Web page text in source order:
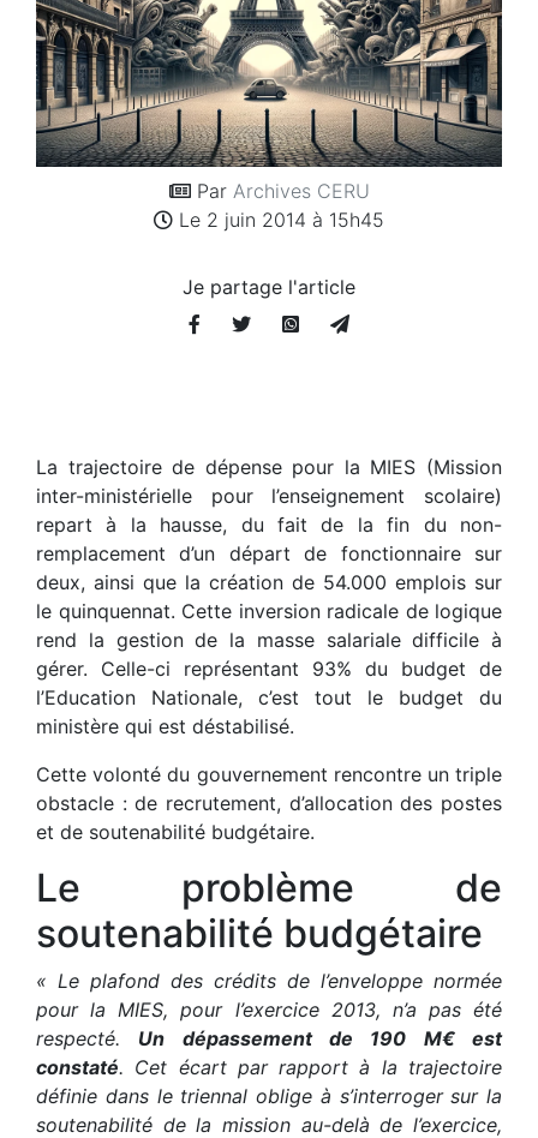
Par Archives CERU
Le 2 juin 2014 à 15h45
Je partage l'article
La trajectoire de dépense pour la MIES (Mission
inter-ministérielle pour l’enseignement scolaire)
repart à la hausse, du fait de la fin du non-
remplacement d’un départ de fonctionnaire sur
deux, ainsi que la création de 54.000 emplois sur
le quinquennat. Cette inversion radicale de logique
rend la gestion de la masse salariale difficile à
gérer. Celle-ci représentant 93% du budget de
l’Education Nationale, c’est tout le budget du
ministère qui est déstabilisé.
Cette volonté du gouvernement rencontre un triple
obstacle : de recrutement, d’allocation des postes
et de soutenabilité budgétaire.
Le problème de
soutenabilité budgétaire
« Le plafond des crédits de l’enveloppe normée
pour la MIES, pour l’exercice 2013, n’a pas été
respecté. Un dépassement de 190 M€ est
constaté. Cet écart par rapport à la trajectoire
définie dans le triennal oblige à s’interroger sur la
soutenabilité de la mission au-delà de l’exercice,